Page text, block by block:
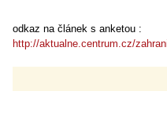
odkaz na článek s anketou :
http://aktualne.centrum.cz/